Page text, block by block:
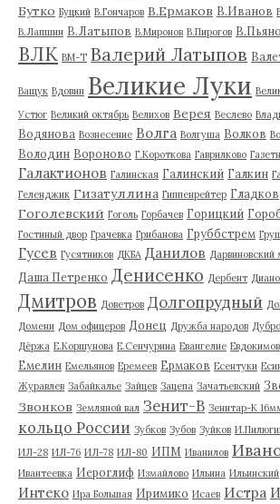
Бутко Буцкий В.Гончаров В.Ермаков В.Иванов
В.Лапшин В.Латыпов В.Миронов В.Пирогов
ВЛК ВМ-Т Валерий Латыпов
Ващук Вдовин Великие Луки
Устюг Великий октябрь Велихов Верея Веслево
Водянова Вознесение Волга Волгуша Волков
Володин Вороново Г.Короткова Гаврилково
Галактионов Галинская Галинский Галкин
Геленджик Гизатуллина Гиппенрейтер Гладков
Гоголевский Гоголь Горбачев Горицкий
Гостиный двор Грачевка Грибанова Груббстрем
Гусев Гусятников ДКБА Данилов Дарвиновский
Даша Петренко Денисенко Дербент
Дмитров Доветров Долгопрудный
Домени Дом офицеров Донец Дружба народов
Дёржа Е.Коршунова Е.Сенчурина Евангелие Евдокимов
Емелин Емельянов Еремеев Ермаков Есентуки
Журавлев Забайкалье Зайцев Зацепа Зачатьевский
Звонков Земляной вал Зенит-В Зенитар-К
кольцо России Зубков Зубов Зуйков
ИЛ-28 ИЛ-76 ИЛ-78 ИЛ-80 ИПМ Иванилов
Ивантеевка Иероглиф Измайлово Ильина Ильинский
Интеко Ира Большая Иримико Исаев Истра